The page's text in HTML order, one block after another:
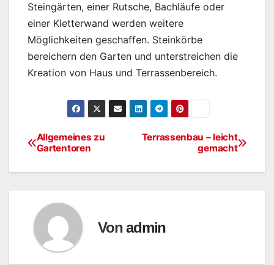
Steingärten, einer Rutsche, Bachläufe oder
einer Kletterwand werden weitere
Möglichkeiten geschaffen. Steinkörbe
bereichern den Garten und unterstreichen die
Kreation von Haus und Terrassenbereich.
BeitragsnavigationTerrassenbau – leicht
gemacht
Allgemeines zu
Gartentoren
Vonadmin